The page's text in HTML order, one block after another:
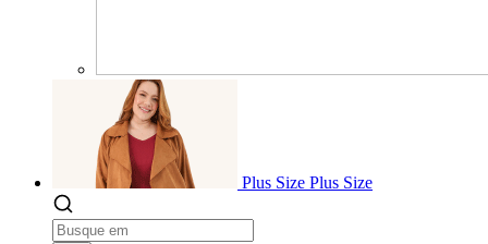
Plus Size Plus Size